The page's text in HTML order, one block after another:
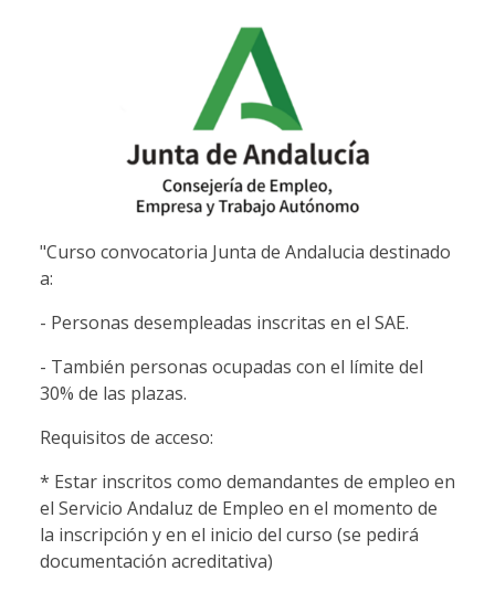
"Curso convocatoria Junta de Andalucia destinado
a:
- Personas desempleadas inscritas en el SAE.
- También personas ocupadas con el límite del
30% de las plazas.
Requisitos de acceso:
* Estar inscritos como demandantes de empleo en
el Servicio Andaluz de Empleo en el momento de
la inscripción y en el inicio del curso (se pedirá
documentación acreditativa)